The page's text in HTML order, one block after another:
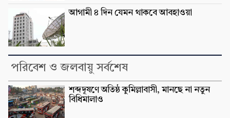
আগামী ৪ দিন যেমন থাকবে আবহাওয়া
পরিবেশ ও জলবায়ু সর্বশেষ
শব্দদূষণে অতিষ্ঠ কুমিল্লাবাসী, মানছে না নতুন
বিধিমালাও